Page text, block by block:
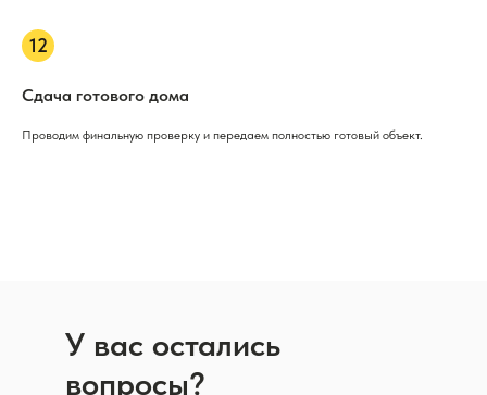
Сдача готового дома
Проводим финальную проверку и передаем полностью готовый объект.
У вас остались
вопросы?